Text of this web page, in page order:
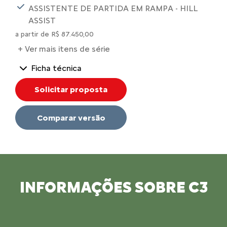
ASSISTENTE DE PARTIDA EM RAMPA - HILL
ASSIST
a partir de R$ 87.450,00
+ Ver mais itens de série
Ficha técnica
Solicitar proposta
Comparar versão
INFORMAÇÕES SOBRE C3